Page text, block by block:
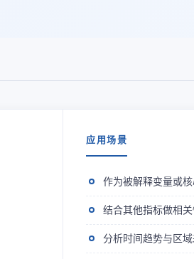
应用场景
作为被解释变量或
结合其他指标做相
分析时间趋势与区